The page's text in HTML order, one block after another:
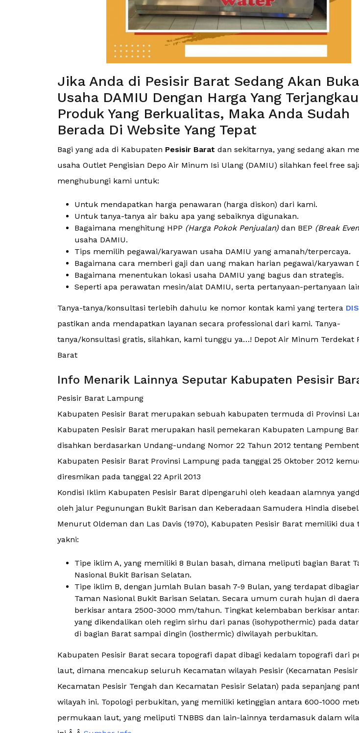
Jika Anda di Pesisir Barat Sedang Akan Buka
Usaha DAMIU Dengan Harga Yang
Produk Yang Berkualitas, Maka Anda Sudah
Berada Di Website Yang Tepat
Bagi yang ada di Kabupaten Pesisir Barat dan sekitarnya, yang sedang akan
usaha Outlet Pengisian Depo Air Minum Isi Ulang (DAMIU) silahkan feel free
menghubungi kami untuk:
Untuk mendapatkan harga penawaran (harga diskon) dari kami.
Untuk tanya-tanya air baku apa yang sebaiknya digunakan.
Bagaimana menghitung HPP (Harga Pokok Penjualan) dan BEP (Break
usaha DAMIU.
Tips memilih pegawai/karyawan usaha DAMIU yang amanah/terpercaya.
Bagaimana cara memberi gaji dan uang makan harian pegawai/karyawan
Bagaimana menentukan lokasi usaha DAMIU yang bagus dan strategis.
Seperti apa perawatan mesin/alat DAMIU, serta pertanyaan-pertanyaan
Tanya-tanya/konsultasi terlebih dahulu ke nomor kontak kami yang tertera
pastikan anda mendapatkan layanan secara professional dari kami. Tanya-
tanya/konsultasi gratis, silahkan, kami tunggu ya…! Depot Air Minum Terdekat
Barat
Info Menarik Lainnya Seputar Kabupaten Pesisir
Pesisir Barat Lampung
Kabupaten Pesisir Barat merupakan sebuah kabupaten termuda di Provinsi
Kabupaten Pesisir Barat merupakan hasil pemekaran Kabupaten Lampung
disahkan berdasarkan Undang-undang Nomor 22 Tahun 2012 tentang
Kabupaten Pesisir Barat Provinsi Lampung pada tanggal 25 Oktober 2012
diresmikan pada tanggal 22 April 2013
Kondisi Iklim Kabupaten Pesisir Barat dipengaruhi oleh keadaan alamnya
oleh jalur Pegunungan Bukit Barisan dan Keberadaan Samudera Hindia
Menurut Oldeman dan Las Davis (1970), Kabupaten Pesisir Barat memiliki dua
yakni:
Tipe iklim A, yang memiliki 8 Bulan basah, dimana meliputi bagian Barat
Nasional Bukit Barisan Selatan.
Tipe iklim B, dengan jumlah Bulan basah 7-9 Bulan, yang terdapat
Taman Nasional Bukit Barisan Selatan. Secara umum curah hujan di
berkisar antara 2500-3000 mm/tahun. Tingkat kelembaban berkisar
yang dikendalikan oleh regim sirhu dari panas (isohypothermic) pada
di bagian Barat sampai dingin (iosthermic) diwilayah perbukitan.
Kabupaten Pesisir Barat secara topografi dapat dibagi kedalam topografi dari
laut, dimana mencakup seluruh Kecamatan wilayah Pesisir (Kecamatan
Kecamatan Pesisir Tengah dan Kecamatan Pesisir Selatan) pada sepanjang
wilayah ini. Topologi perbukitan, yang memiliki ketinggian antara 600-1000
permukaan laut, yang meliputi TNBBS dan lain-lainnya terdamasuk dalam